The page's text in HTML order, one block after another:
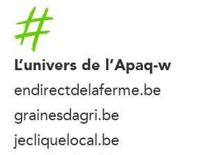
Accueil
L’univers de l’Apaq-w
endirectdelaferme.be
grainesdagri.be
jecliquelocal.be